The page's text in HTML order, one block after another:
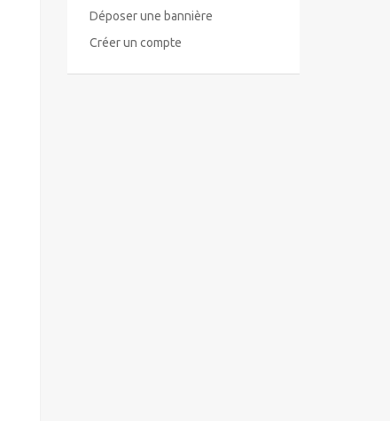
Déposer une bannière
Créer un compte